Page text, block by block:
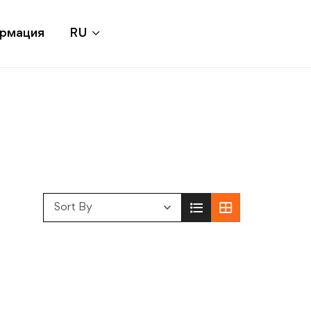
RU
Sort By